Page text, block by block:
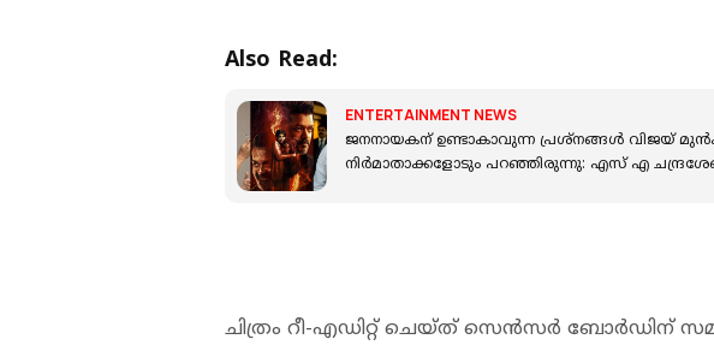
Also Read:
ENTERTAINMENT NEWS
ജനനായകന് ഉണ്ടാകാവുന്ന പ്രശ്നങ്ങൾ വിജയ്
നിർമാതാക്കളോടും പറഞ്ഞിരുന്നു: എസ് എ
ചിത്രം റീ-എഡിറ്റ് ചെയ്ത് സെൻസർ ബോർഡിന്